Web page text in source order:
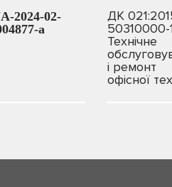
2024-02-
a
ДК
50310000-
Технічне
і ремонт
офісної